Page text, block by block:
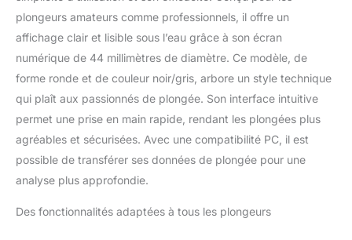
2,5 et 480 minutes
Programme"Dive":
Ordinateur doté des
données de plongée
Programme"Dive":
Ordinateur doté des
données de plongée
Possibilité d'effectuer
une plongée au Nitrox
après celle effectuée à
plongeurs amateurs comme professionnels, il offre un
affichage clair et lisible sous l’eau grâce à son écran
numérique de 44 millimètres de diamètre. Ce modèle, de
forme ronde et de couleur noir/gris, arbore un style technique
qui plaît aux passionnés de plongée. Son interface intuitive
permet une prise en main rapide, rendant les plongées plus
agréables et sécurisées. Avec une compatibilité PC, il est
possible de transférer ses données de plongée pour une
analyse plus approfondie.
Des fonctionnalités adaptées à tous les plongeurs